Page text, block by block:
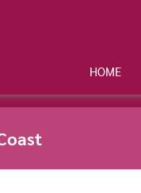
HOME